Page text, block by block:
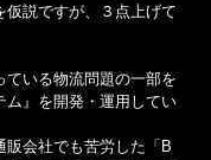
仮説ですが、３点上げて
ている物流問題の一部を
ム』を開発・運用してい
販会社でも苦労した「B